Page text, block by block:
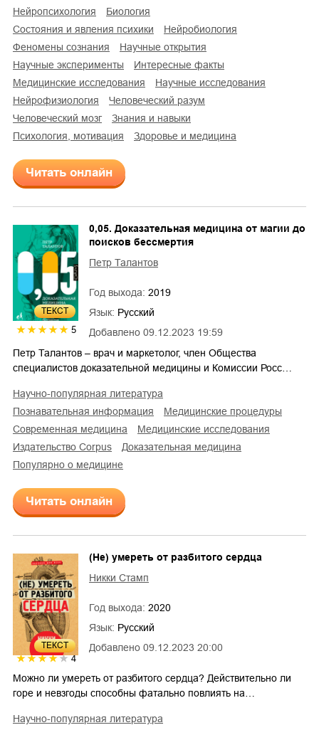
нейропсихология
биология
состояния и явления психики
нейробиология
феномены сознания
научные открытия
научные эксперименты
интересные факты
медицинские исследования
научные исследования
нейрофизиология
человеческий разум
человеческий мозг
знания и навыки
психология, мотивация
здоровье и медицина
Читать онлайн
ТЕКСТ
5 Добавлено 09.12.2023 19:59
0,05. Доказательная медицина от магии до
поисков бессмертия
Петр Талантов
Год выхода: 2019
Язык: Русский
Петр Талантов – врач и маркетолог, член Общества
специалистов доказательной медицины и Комиссии Росс…
научно-популярная литература
познавательная информация
медицинские процедуры
современная медицина
медицинские исследования
издательство Corpus
доказательная медицина
популярно о медицине
Читать онлайн
ТЕКСТ
4
Добавлено 09.12.2023 20:00
(Не) умереть от разбитого сердца
Никки Стамп
Год выхода: 2020
Язык: Русский
Можно ли умереть от разбитого сердца? Действительно ли
горе и невзгоды способны фатально повлиять на…
научно-популярная литература